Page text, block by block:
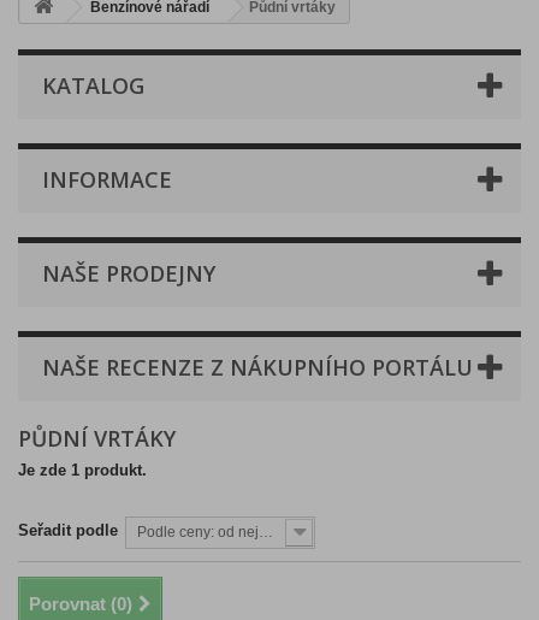
Benzínové nářadí Půdní vrtáky
KATALOG
INFORMACE
NAŠE PRODEJNY
NAŠE RECENZE Z NÁKUPNÍHO PORTÁLU
PŮDNÍ VRTÁKY
Je zde 1 produkt.
Seřadit podle Podle ceny: od nejnižší
Porovnat (0)